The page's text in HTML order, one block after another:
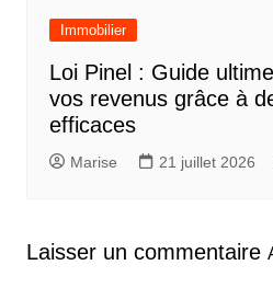
Immobilier
Loi Pinel : Guide
vos revenus grâce à
efficaces
Marise 21 juillet 2026
Laisser un commentaire